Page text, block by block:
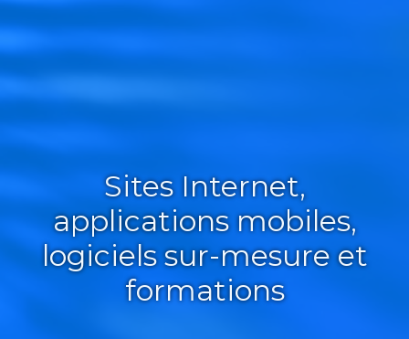
Sites Internet,
applications mobiles,
logiciels sur-mesure et
formations